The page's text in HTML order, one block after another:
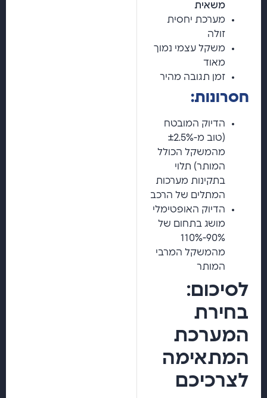
משאית
מערכת יחסית
זולה
משקל עצמי נמוך
מאוד
זמן תגובה מהיר
חסרונות:
הדיוק המובטח
(טוב מ-±2.5%
מהמשקל הכולל
המותר) תלוי
בתקינות מערכות
המתלים של הרכב
הדיוק האופטימלי
מושג בתחום של
90%-110%
מהמשקל המרבי
המותר
לסיכום:
בחירת
המערכת
המתאימה
לצרכיכם